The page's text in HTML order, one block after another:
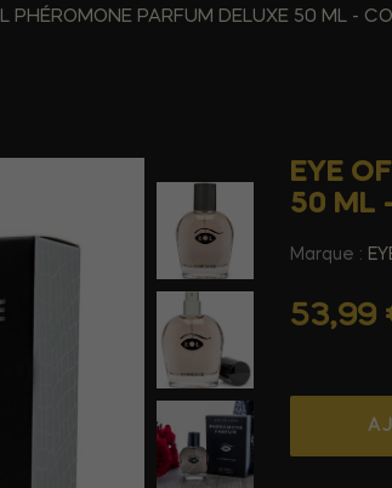
PHÉROMONE PARFUM DELUXE 50 ML -
EYE
50 ML
Marque :
53,99